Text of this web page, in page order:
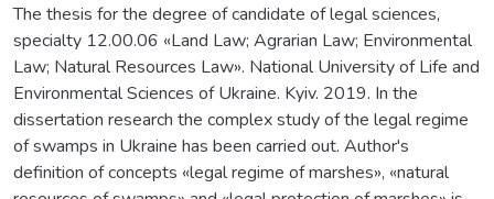
The thesis for the degree of candidate of legal sciences,
specialty 12.00.06 «Land Law; Agrarian Law; Environmental
Law; Natural Resources Law». National University of Life and
Environmental Sciences of Ukraine. Kyiv. 2019. In the
dissertation research the complex study of the legal regime
of swamps in Ukraine has been carried out. Author's
definition of concepts «legal regime of marshes», «natural